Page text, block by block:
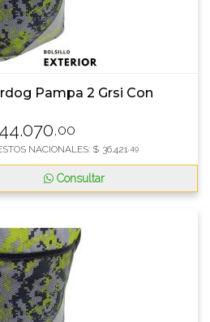
Pampa 2 Grsi Con
44.070,00
NACIONALES: $ 36.421 ,49
Consultar